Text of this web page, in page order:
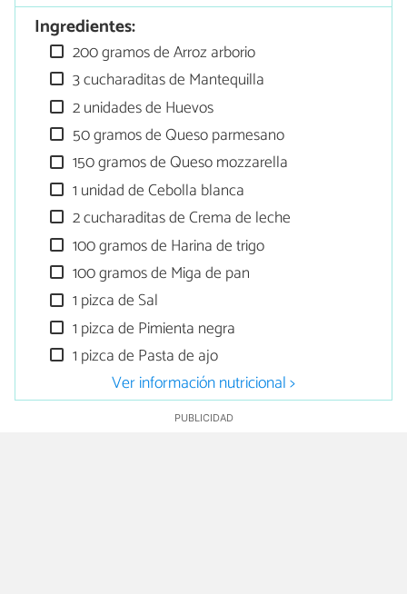
Ingredientes:
200 gramos de Arroz arborio
3 cucharaditas de Mantequilla
2 unidades de Huevos
50 gramos de Queso parmesano
150 gramos de Queso mozzarella
1 unidad de Cebolla blanca
2 cucharaditas de Crema de leche
100 gramos de Harina de trigo
100 gramos de Miga de pan
1 pizca de Sal
1 pizca de Pimienta negra
1 pizca de Pasta de ajo
Ver información nutricional >